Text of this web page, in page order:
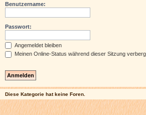
Benutzername:
Passwort:
Angemeldet bleiben
Meinen Online-Status während dieser Sitzung
Diese Kategorie hat keine Foren.